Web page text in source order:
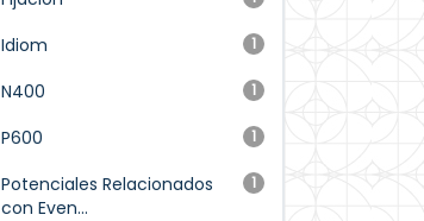
1
Idiom
1
N400
1
P600
1
Potenciales Relacionados
con Even...